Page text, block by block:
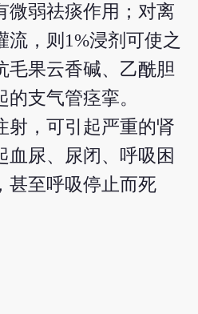
微弱祛痰作用；对离
流，则1%浸剂可使之
毛果云香碱、乙酰胆
支气管痉挛。
射，可引起严重的肾
血尿、尿闭、呼吸困
甚至呼吸停止而死